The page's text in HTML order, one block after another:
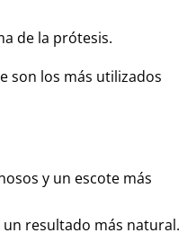
de la prótesis.
son los más utilizados
y un escote más
resultado más natural.